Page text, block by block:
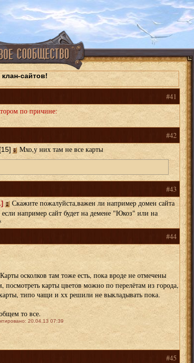
сайтов!
#41
по причине:
#42
Мхо,у них там не все карты
#43
Скажите пожалуйста,важен ли например домен сайта
если например сайт будет на демене "Юкоз" или на
#44
Карты осколков там тоже есть, пока вроде не отмечены
посмотреть карты цветов можно по перелётам из города,
типо чащи и хх решили не выкладывать пока.
то все.
20.04.13 07:39
#45